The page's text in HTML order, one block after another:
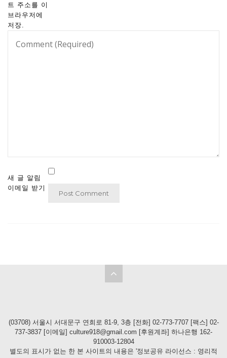
트 주소를 이
브라우저에
저장.
새 글 알림
이메일 받기
(03708) 서울시 서대문구 연희로 81-9, 3층 [전화] 02-773-7707 [팩스] 02-
737-3837 [이메일] culture918@gmail.com [후원계좌] 하나은행 162-
910003-12804
별도의 표시가 없는 한 본 사이트의 내용은 '정보공유 라이선스 : 영리적